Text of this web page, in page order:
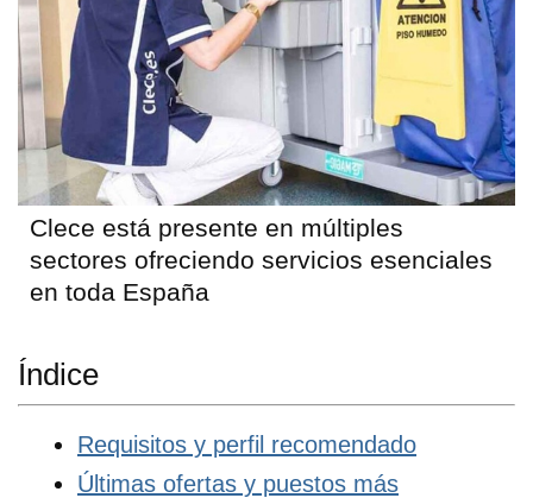
Clece está presente en múltiples
sectores ofreciendo servicios esenciales
en toda España
Índice
Requisitos y perfil recomendado
Últimas ofertas y puestos más